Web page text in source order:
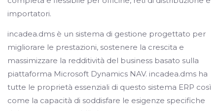
importatori.
incadea.dms è un sistema di gestione progettato per
migliorare le prestazioni, sostenere la crescita e
massimizzare la redditività del business basato sulla
piattaforma Microsoft Dynamics NAV. incadea.dms ha
tutte le proprietà essenziali di questo sistema ERP così
come la capacità di soddisfare le esigenze specifiche